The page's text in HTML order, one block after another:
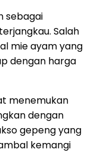
sebagai
Salah
mie ayam yang
dengan harga
menemukan
dengan
gepeng yang
kemangi